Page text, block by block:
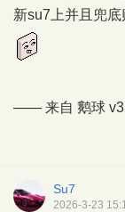
新su7上并且兜
—— 来自 鹅球
Su7
2026-3-23